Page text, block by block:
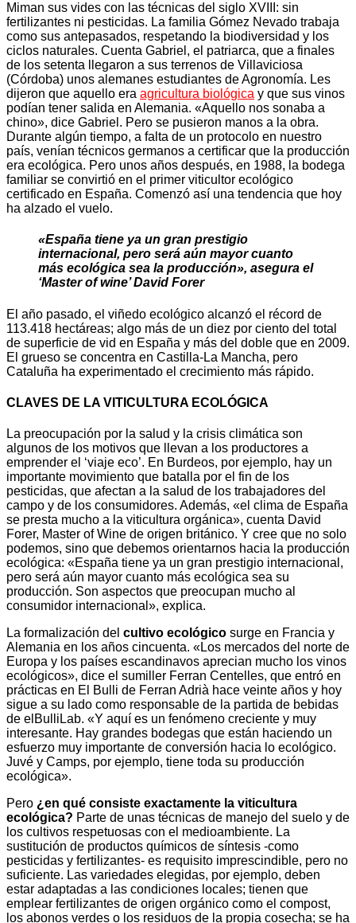
Miman sus vides con las técnicas del siglo XVIII: sin
fertilizantes ni pesticidas. La familia Gómez Nevado trabaja
como sus antepasados, respetando la biodiversidad y los
ciclos naturales. Cuenta Gabriel, el patriarca, que a finales
de los setenta llegaron a sus terrenos de Villaviciosa
(Córdoba) unos alemanes estudiantes de Agronomía. Les
dijeron que aquello era agricultura biológica y que sus vinos
podían tener salida en Alemania. «Aquello nos sonaba a
chino», dice Gabriel. Pero se pusieron manos a la obra.
Durante algún tiempo, a falta de un protocolo en nuestro
país, venían técnicos germanos a certificar que la producción
era ecológica. Pero unos años después, en 1988, la bodega
familiar se convirtió en el primer viticultor ecológico
certificado en España. Comenzó así una tendencia que hoy
ha alzado el vuelo.
«España tiene ya un gran prestigio
internacional, pero será aún mayor cuanto
más ecológica sea la producción», asegura el
‘Master of wine’ David Forer
El año pasado, el viñedo ecológico alcanzó el récord de
113.418 hectáreas; algo más de un diez por ciento del total
de superficie de vid en España y más del doble que en 2009.
El grueso se concentra en Castilla-La Mancha, pero
Cataluña ha experimentado el crecimiento más rápido.
CLAVES DE LA VITICULTURA ECOLÓGICA
La preocupación por la salud y la crisis climática son
algunos de los motivos que llevan a los productores a
emprender el ‘viaje eco’. En Burdeos, por ejemplo, hay un
importante movimiento que batalla por el fin de los
pesticidas, que afectan a la salud de los trabajadores del
campo y de los consumidores. Además, «el clima de España
se presta mucho a la viticultura orgánica», cuenta David
Forer, Master of Wine de origen británico. Y cree que no solo
podemos, sino que debemos orientarnos hacia la producción
ecológica: «España tiene ya un gran prestigio internacional,
pero será aún mayor cuanto más ecológica sea su
producción. Son aspectos que preocupan mucho al
consumidor internacional», explica.
La formalización del cultivo ecológico surge en Francia y
Alemania en los años cincuenta. «Los mercados del norte de
Europa y los países escandinavos aprecian mucho los vinos
ecológicos», dice el sumiller Ferran Centelles, que entró en
prácticas en El Bulli de Ferran Adrià hace veinte años y hoy
sigue a su lado como responsable de la partida de bebidas
de elBulliLab. «Y aquí es un fenómeno creciente y muy
interesante. Hay grandes bodegas que están haciendo un
esfuerzo muy importante de conversión hacia lo ecológico.
Juvé y Camps, por ejemplo, tiene toda su producción
ecológica».
Pero ¿en qué consiste exactamente la viticultura
ecológica? Parte de unas técnicas de manejo del suelo y de
los cultivos respetuosas con el medioambiente. La
sustitución de productos químicos de síntesis -como
pesticidas y fertilizantes- es requisito imprescindible, pero no
suficiente. Las variedades elegidas, por ejemplo, deben
estar adaptadas a las condiciones locales; tienen que
emplear fertilizantes de origen orgánico como el compost,
los abonos verdes o los residuos de la propia cosecha; se ha